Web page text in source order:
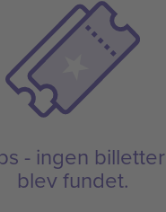
- ingen billetter
blev fundet.